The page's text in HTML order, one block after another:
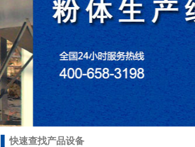
快速查找产品设备